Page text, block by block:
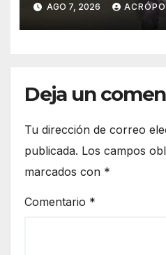
AGO 7, 2026
Deja un
Tu dirección de correo
publicada. Los campos
marcados con *
Comentario *